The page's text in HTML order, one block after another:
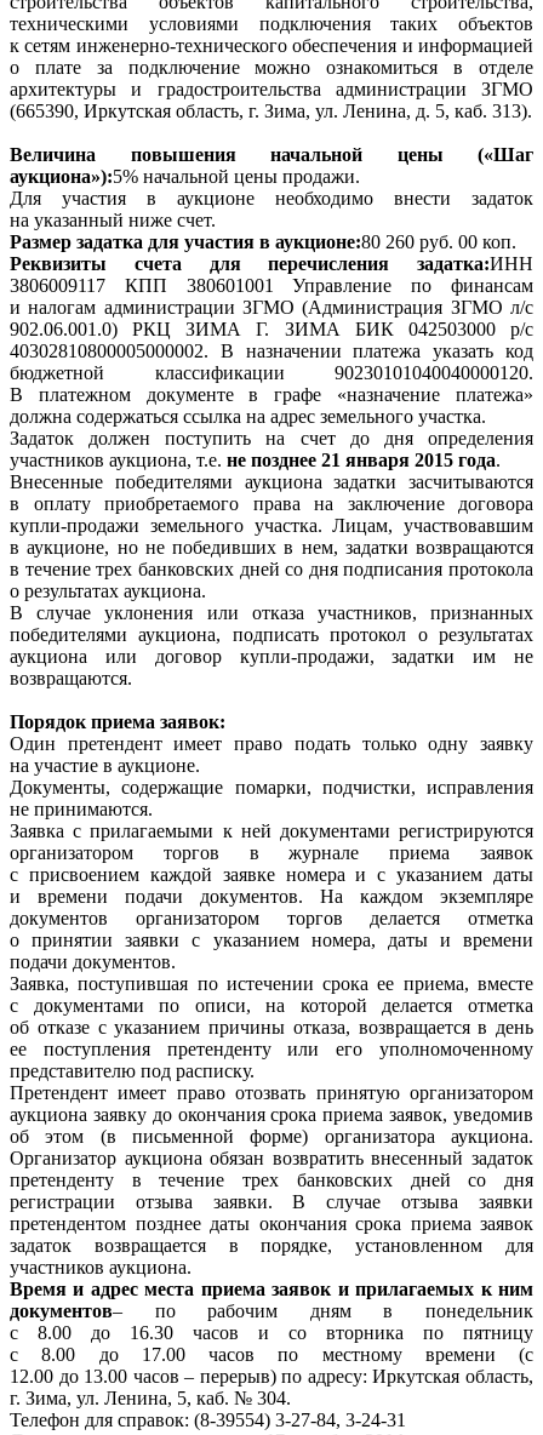
техническими условиями подключения таких объектов
к сетям инженерно-технического обеспечения и информацией
о плате за подключение можно ознакомиться в отделе
архитектуры и градостроительства администрации ЗГМО
(665390, Иркутская область, г. Зима, ул. Ленина, д. 5, каб. 313).
Величина повышения начальной цены («Шаг
аукциона»):5% начальной цены продажи.
Для участия в аукционе необходимо внести задаток
на указанный ниже счет.
Размер задатка для участия в аукционе:80 260 руб. 00 коп.
Реквизиты счета для перечисления задатка:ИНН
3806009117 КПП 380601001 Управление по финансам
и налогам администрации ЗГМО (Администрация ЗГМО л/с
902.06.001.0) РКЦ ЗИМА Г. ЗИМА БИК 042503000 р/с
40302810800005000002. В назначении платежа указать код
бюджетной классификации 90230101040040000120.
В платежном документе в графе «назначение платежа»
должна содержаться ссылка на адрес земельного участка.
Задаток должен поступить на счет до дня определения
участников аукциона, т.е. не позднее 21 января 2015 года.
Внесенные победителями аукциона задатки засчитываются
в оплату приобретаемого права на заключение договора
купли-продажи земельного участка. Лицам, участвовавшим
в аукционе, но не победивших в нем, задатки возвращаются
в течение трех банковских дней со дня подписания протокола
о результатах аукциона.
В случае уклонения или отказа участников, признанных
победителями аукциона, подписать протокол о результатах
аукциона или договор купли-продажи, задатки им не
возвращаются.
Порядок приема заявок:
Один претендент имеет право подать только одну заявку
на участие в аукционе.
Документы, содержащие помарки, подчистки, исправления
не принимаются.
Заявка с прилагаемыми к ней документами регистрируются
организатором торгов в журнале приема заявок
с присвоением каждой заявке номера и с указанием даты
и времени подачи документов. На каждом экземпляре
документов организатором торгов делается отметка
о принятии заявки с указанием номера, даты и времени
подачи документов.
Заявка, поступившая по истечении срока ее приема, вместе
с документами по описи, на которой делается отметка
об отказе с указанием причины отказа, возвращается в день
ее поступления претенденту или его уполномоченному
представителю под расписку.
Претендент имеет право отозвать принятую организатором
аукциона заявку до окончания срока приема заявок, уведомив
об этом (в письменной форме) организатора аукциона.
Организатор аукциона обязан возвратить внесенный задаток
претенденту в течение трех банковских дней со дня
регистрации отзыва заявки. В случае отзыва заявки
претендентом позднее даты окончания срока приема заявок
задаток возвращается в порядке, установленном для
участников аукциона.
Время и адрес места приема заявок и прилагаемых к ним
документов– по рабочим дням в понедельник
с 8.00 до 16.30 часов и со вторника по пятницу
с 8.00 до 17.00 часов по местному времени (с
12.00 до 13.00 часов – перерыв) по адресу: Иркутская область,
г. Зима, ул. Ленина, 5, каб. № 304.
Телефон для справок: (8-39554) 3-27-84, 3-24-31